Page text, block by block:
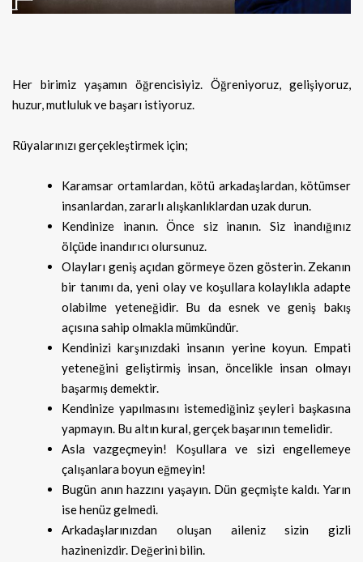
Her birimiz yaşamın öğrencisiyiz. Öğreniyoruz, gelişiyoruz,
huzur, mutluluk ve başarı istiyoruz.
Rüyalarınızı gerçekleştirmek için;
Karamsar ortamlardan, kötü arkadaşlardan, kötümser
insanlardan, zararlı alışkanlıklardan uzak durun.
Kendinize inanın. Önce siz inanın. Siz inandığınız
ölçüde inandırıcı olursunuz.
Olayları geniş açıdan görmeye özen gösterin. Zekanın
bir tanımı da, yeni olay ve koşullara kolaylıkla adapte
olabilme yeteneğidir. Bu da esnek ve geniş bakış
açısına sahip olmakla mümkündür.
Kendinizi karşınızdaki insanın yerine koyun. Empati
yeteneğini geliştirmiş insan, öncelikle insan olmayı
başarmış demektir.
Kendinize yapılmasını istemediğiniz şeyleri başkasına
yapmayın. Bu altın kural, gerçek başarının temelidir.
Asla vazgeçmeyin! Koşullara ve sizi engellemeye
çalışanlara boyun eğmeyin!
Bugün anın hazzını yaşayın. Dün geçmişte kaldı. Yarın
ise henüz gelmedi.
Arkadaşlarınızdan oluşan aileniz sizin gizli
hazinenizdir. Değerini bilin.